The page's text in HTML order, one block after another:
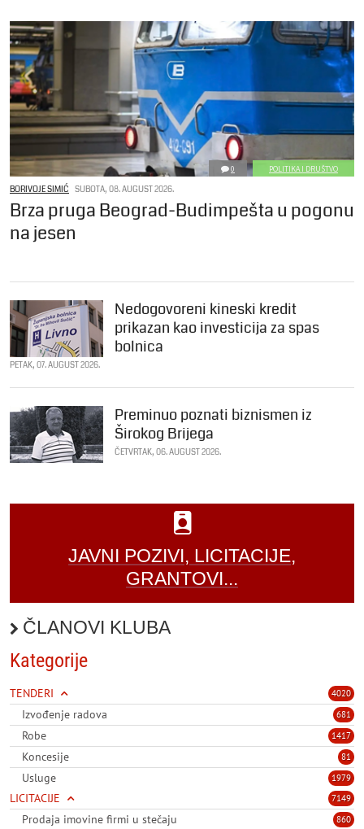
0 POLITIKA I DRUŠTVO
BORIVOJE SIMIĆ SUBOTA, 08. AUGUST 2026.
Brza pruga Beograd-Budimpešta u pogonu
na jesen
Nedogovoreni kineski kredit
prikazan kao investicija za spas
bolnica
PETAK, 07. AUGUST 2026.
Preminuo poznati biznismen iz
Širokog Brijega
ČETVRTAK, 06. AUGUST 2026.
JAVNI POZIVI, LICITACIJE,
GRANTOVI...
ČLANOVI KLUBA
Kategorije
4020
TENDERI
681
Izvođenje radova
1417
Robe
81
Koncesije
1979
Usluge
7149
LICITACIJE
860
Prodaja imovine firmi u stečaju